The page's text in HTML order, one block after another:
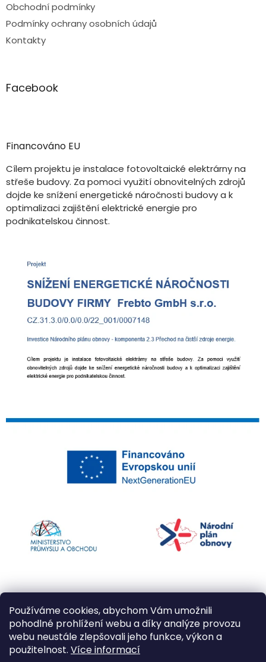
Používáme cookies, abychom Vám umožnili
pohodlné prohlížení webu a díky analýze provozu
webu neustále zlepšovali jeho funkce, výkon a
použitelnost. Více informací
Obchodní podmínky
Podmínky ochrany osobních údajů
Kontakty
Facebook
Financováno EU
Cílem projektu je instalace fotovoltaické elektrárny na
střeše budovy. Za pomoci využití obnovitelných zdrojů
dojde ke snížení energetické náročnosti budovy a k
optimalizaci zajištění elektrické energie pro
podnikatelskou činnost.